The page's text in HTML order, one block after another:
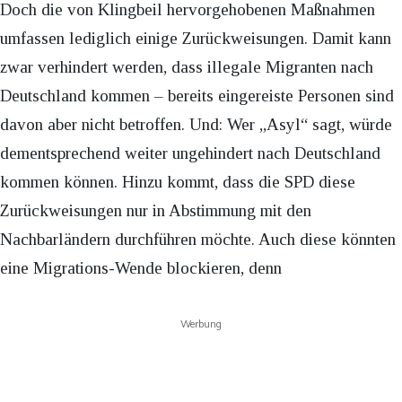
Doch die von Klingbeil hervorgehobenen Maßnahmen
umfassen lediglich einige Zurückweisungen. Damit kann
zwar verhindert werden, dass illegale Migranten nach
Deutschland kommen – bereits eingereiste Personen sind
davon aber nicht betroffen. Und: Wer „Asyl“ sagt, würde
dementsprechend weiter ungehindert nach Deutschland
kommen können. Hinzu kommt, dass die SPD diese
Zurückweisungen nur in Abstimmung mit den
Nachbarländern durchführen möchte. Auch diese könnten
eine Migrations-Wende blockieren, denn
Werbung